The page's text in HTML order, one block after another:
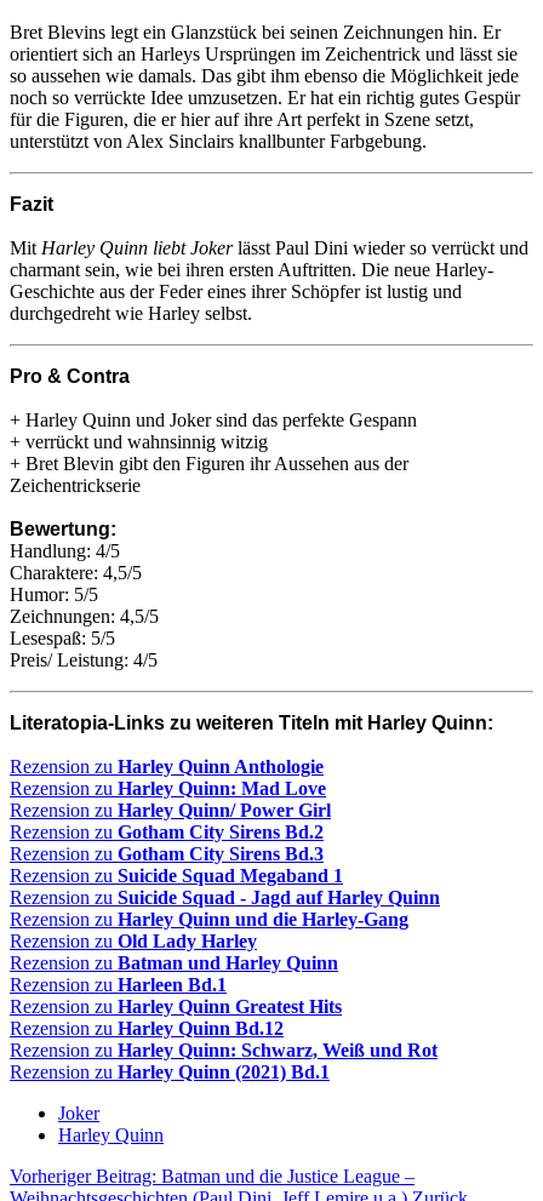
Bret Blevins legt ein Glanzstück bei seinen Zeichnungen hin. Er
orientiert sich an Harleys Ursprüngen im Zeichentrick und lässt sie
so aussehen wie damals. Das gibt ihm ebenso die Möglichkeit jede
noch so verrückte Idee umzusetzen. Er hat ein richtig gutes Gespür
für die Figuren, die er hier auf ihre Art perfekt in Szene setzt,
unterstützt von Alex Sinclairs knallbunter Farbgebung.
Fazit
Mit Harley Quinn liebt Jokerlässt Paul Dini wieder so verrückt und
charmant sein, wie bei ihren ersten Auftritten. Die neue Harley-
Geschichte aus der Feder eines ihrer Schöpfer ist lustig und
durchgedreht wie Harley selbst.
Pro & Contra
+ Harley Quinn und Joker sind das perfekte Gespann
+ verrückt und wahnsinnig witzig
+ Bret Blevin gibt den Figuren ihr Aussehen aus der
Zeichentrickserie
Bewertung:
Handlung: 4/5
Charaktere: 4,5/5
Humor: 5/5
Zeichnungen: 4,5/5
Lesespaß: 5/5
Preis/ Leistung: 4/5
Literatopia-Links zu weiteren Titeln mit Harley Quinn:
Rezension zu Harley Quinn Anthologie
Rezension zu Harley Quinn: Mad Love
Rezension zu Harley Quinn/ Power Girl
Rezension zu Gotham City Sirens Bd.2
Rezension zu Gotham City Sirens Bd.3
Rezension zu Suicide Squad Megaband 1
Rezension zu Suicide Squad - Jagd auf Harley Quinn
Rezension zu Harley Quinn und die Harley-Gang
Rezension zu Old Lady Harley
Rezension zu Batman und Harley Quinn
Rezension zu Harleen Bd.1
Rezension zu Harley Quinn Greatest Hits
Rezension zu Harley Quinn Bd.12
Rezension zu Harley Quinn: Schwarz, Weiß und Rot
Rezension zu Harley Quinn (2021) Bd.1
Joker
Harley Quinn
Vorheriger Beitrag: Batman und die Justice League –